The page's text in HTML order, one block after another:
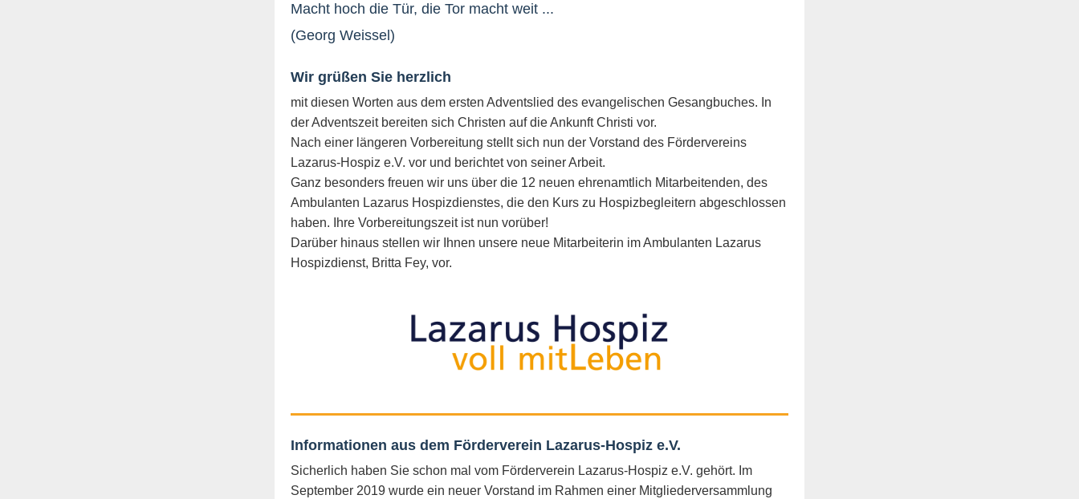
Macht hoch die Tür, die Tor macht weit ...
(Georg Weissel)
Wir grüßen Sie herzlich
mit diesen Worten aus dem ersten Adventslied des evangelischen Gesangbuches. In
der Adventszeit bereiten sich Christen auf die Ankunft Christi vor.
Nach einer längeren Vorbereitung stellt sich nun der Vorstand des Fördervereins
Lazarus-Hospiz e.V. vor und berichtet von seiner Arbeit.
Ganz besonders freuen wir uns über die 12 neuen ehrenamtlich Mitarbeitenden, des
Ambulanten Lazarus Hospizdienstes, die den Kurs zu Hospizbegleitern abgeschlossen
haben. Ihre Vorbereitungszeit ist nun vorüber!
Darüber hinaus stellen wir Ihnen unsere neue Mitarbeiterin im Ambulanten Lazarus
Hospizdienst, Britta Fey, vor.
Informationen aus dem Förderverein Lazarus-Hospiz e.V.
Sicherlich haben Sie schon mal vom Förderverein Lazarus-Hospiz e.V. gehört. Im
September 2019 wurde ein neuer Vorstand im Rahmen einer Mitgliederversammlung